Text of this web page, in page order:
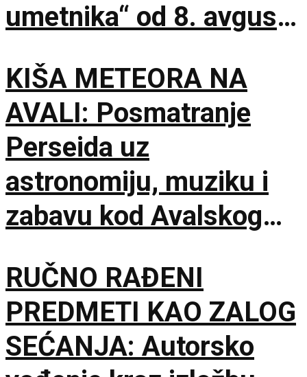
umetnika“ od 8. avgusta
Zuzorić“
KIŠA METEORA NA
AVALI: Posmatranje
Perseida uz
astronomiju, muziku i
zabavu kod Avalskog
RUČNO RAĐENI
PREDMETI KAO ZALOG
SEĆANJA: Autorsko